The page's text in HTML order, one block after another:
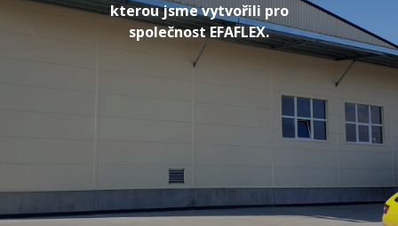
kterou jsme vytvořili pro
společnost EFAFLEX.